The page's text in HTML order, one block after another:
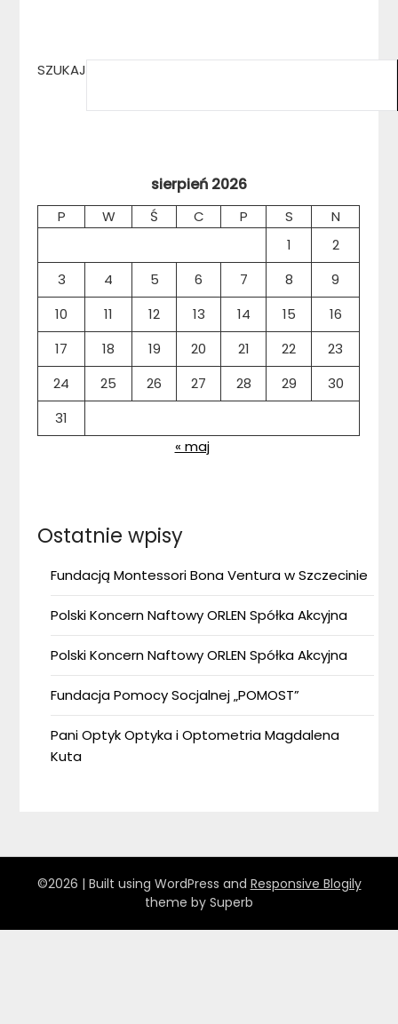
SZUKAJ
sierpień 2026
P W Ś C P S
N
1
2
3
4 5 6 7 8
9
10
11 12 13 14 15
16
17
18 19 20 21 22
23
24
25 26 27 28 29
30
31
« maj
Ostatnie wpisy
Fundacją Montessori Bona Ventura w Szczecinie
Polski Koncern Naftowy ORLEN Spółka Akcyjna
Polski Koncern Naftowy ORLEN Spółka Akcyjna
Fundacja Pomocy Socjalnej „POMOST”
Pani Optyk Optyka i Optometria Magdalena
Kuta
©2026 | Built using WordPress and Responsive Blogily
theme by Superb